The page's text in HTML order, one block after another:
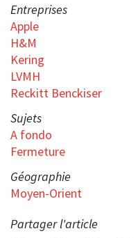
Entreprises
Apple
H&M
Kering
LVMH
Reckitt Benckiser
Sujets
A fondo
Fermeture
Géographie
Moyen-Orient
Partager l'article